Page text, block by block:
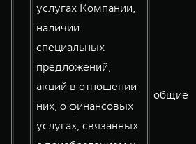
услугах Компании,
наличии
специальных
предложений,
акций в отношении
них, о финансовых
услугах, связанных
общие